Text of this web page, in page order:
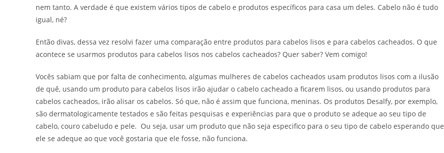
nem tanto. A verdade é que existem vários tipos de cabelo e produtos específicos para casa um deles. Cabelo não é tudo
igual, né?
Então divas, dessa vez resolvi fazer uma comparação entre produtos para cabelos lisos e para cabelos cacheados. O que
acontece se usarmos produtos para cabelos lisos nos cabelos cacheados? Quer saber? Vem comigo!
Vocês sabiam que por falta de conhecimento, algumas mulheres de cabelos cacheados usam produtos lisos com a ilusão
de quê, usando um produto para cabelos lisos irão ajudar o cabelo cacheado a ficarem lisos, ou usando produtos para
cabelos cacheados, irão alisar os cabelos. Só que, não é assim que funciona, meninas. Os produtos Desalfy, por exemplo,
são dermatologicamente testados e são feitas pesquisas e experiências para que o produto se adeque ao seu tipo de
cabelo, couro cabeludo e pele. Ou seja, usar um produto que não seja especifico para o seu tipo de cabelo esperando que
ele se adeque ao que você gostaria que ele fosse, não funciona.